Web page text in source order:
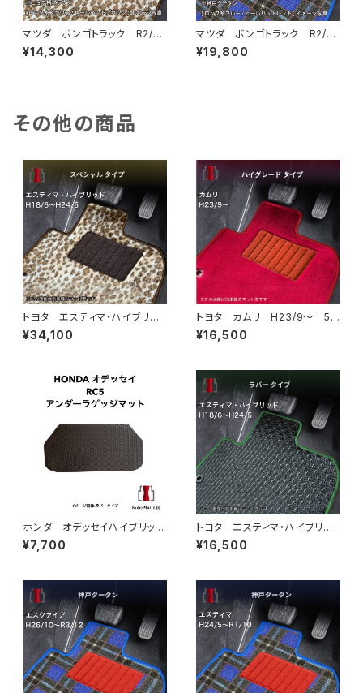
マツダ ボンゴトラック R2/
9〜 S400系 フロアマット一
式 カーマット スペシャルタイ
¥14,300
マツダ ボンゴトラック R2/
9〜 S400系 フロアマット一
式 カーマット 神戸タータ
¥19,800
その他の商品
トヨタ エスティマ・ハイブリッ
ド H18/6〜H24/5（前期） 2
0系 フロアマット一式 カーマ
¥34,100
トヨタ カムリ H23/9〜 5
0/70系 フロアマット一式 カ
ーマット ハイグレードタイプ
¥16,500
ホンダ オデッセイハイブリッ
ド R5/12〜 RC5 アンダー
ラゲッジマット トランクマッ
¥7,700
トヨタ エスティマ・ハイブリッ
ド H18/6〜H24/5（前期） 2
0系 フロアマット一式 カーマ
¥16,500